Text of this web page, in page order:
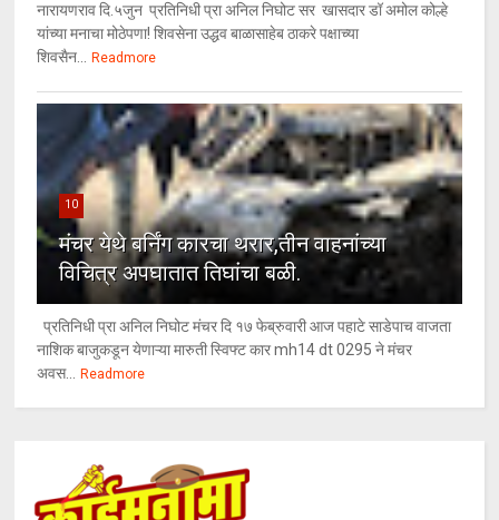
नारायणराव दि.५जुन प्रतिनिधी प्रा अनिल निघोट सर खासदार डॉ अमोल कोल्हे
यांच्या मनाचा मोठेपणा! शिवसेना उद्धव बाळासाहेब ठाकरे पक्षाच्या
शिवसैन... Readmore
10
मंचर येथे बर्निंग कारचा थरार,तीन वाहनांच्या
विचित्र अपघातात तिघांचा बळी.
प्रतिनिधी प्रा अनिल निघोट मंचर दि १७ फेब्रुवारी आज पहाटे साडेपाच वाजता
नाशिक बाजुकडून येणाऱ्या मारुती स्विफ्ट कार mh14 dt 0295 ने मंचर
अवस... Readmore